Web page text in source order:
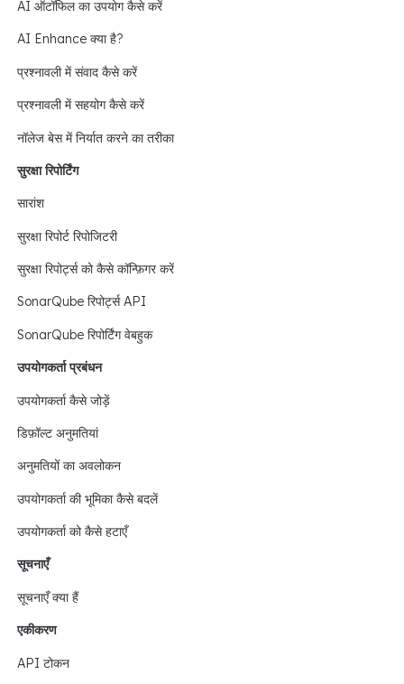
AI ऑटॉफिल का उपयोग कैसे करें
AI Enhance क्या है?
प्रश्नावली में संवाद कैसे करें
प्रश्नावली में सहयोग कैसे करें
नॉलेज बेस में निर्यात करने का तरीका
सुरक्षा रिपोर्टिंग
सारांश
सुरक्षा रिपोर्ट रिपोजिटरी
सुरक्षा रिपोर्ट्स को कैसे कॉन्फ़िगर करें
SonarQube रिपोर्ट्स API
SonarQube रिपोर्टिंग वेबहुक
उपयोगकर्ता प्रबंधन
उपयोगकर्ता कैसे जोड़ें
डिफ़ॉल्ट अनुमतियां
अनुमतियों का अवलोकन
उपयोगकर्ता की भूमिका कैसे बदलें
उपयोगकर्ता को कैसे हटाएँ
सूचनाएँ
सूचनाएँ क्या हैं
एकीकरण
API टोकन